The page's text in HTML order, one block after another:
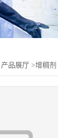
产品展厅 >增稠剂